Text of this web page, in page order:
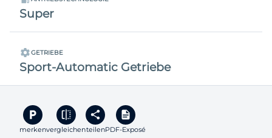
Super
GETRIEBE
Sport-Automatic Getriebe
merkenvergleichenteilenPDF-Exposé